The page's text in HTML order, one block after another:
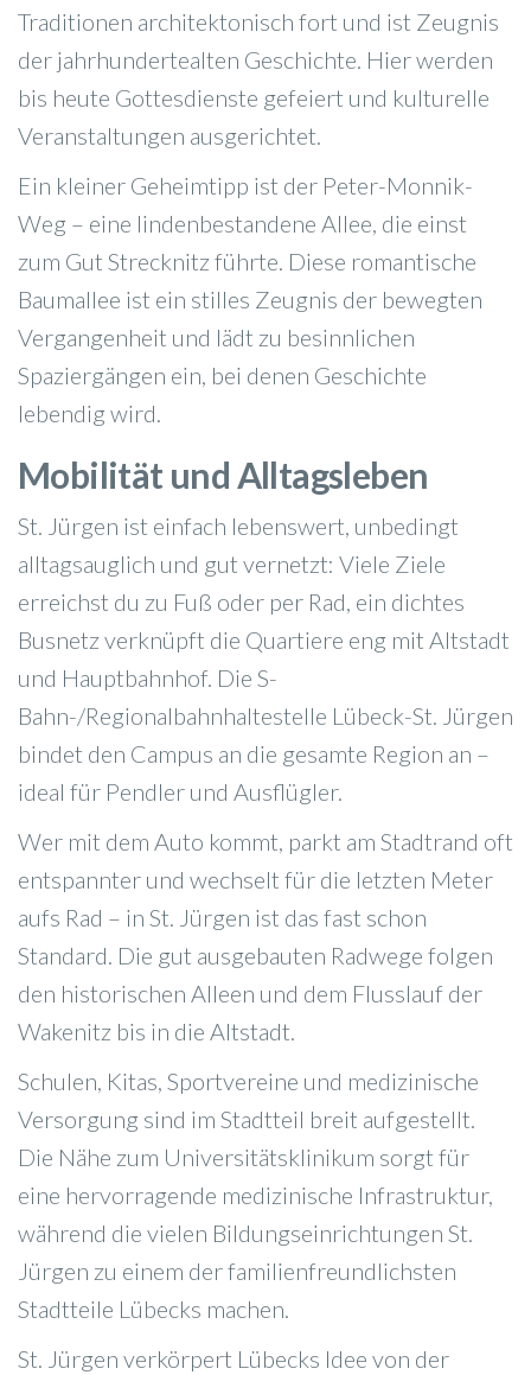
Traditionen architektonisch fort und ist Zeugnis
der jahrhundertealten Geschichte. Hier werden
bis heute Gottesdienste gefeiert und kulturelle
Veranstaltungen ausgerichtet.
Ein kleiner Geheimtipp ist der Peter-Monnik-
Weg – eine lindenbestandene Allee, die einst
zum Gut Strecknitz führte. Diese romantische
Baumallee ist ein stilles Zeugnis der bewegten
Vergangenheit und lädt zu besinnlichen
Spaziergängen ein, bei denen Geschichte
lebendig wird.
Mobilität und Alltagsleben
St. Jürgen ist einfach lebenswert, unbedingt
alltagsauglich und gut vernetzt: Viele Ziele
erreichst du zu Fuß oder per Rad, ein dichtes
Busnetz verknüpft die Quartiere eng mit Altstadt
und Hauptbahnhof. Die S-
Bahn-/Regionalbahnhaltestelle Lübeck-St. Jürgen
bindet den Campus an die gesamte Region an –
ideal für Pendler und Ausflügler.
Wer mit dem Auto kommt, parkt am Stadtrand oft
entspannter und wechselt für die letzten Meter
aufs Rad – in St. Jürgen ist das fast schon
Standard. Die gut ausgebauten Radwege folgen
den historischen Alleen und dem Flusslauf der
Wakenitz bis in die Altstadt.
Schulen, Kitas, Sportvereine und medizinische
Versorgung sind im Stadtteil breit aufgestellt.
Die Nähe zum Universitätsklinikum sorgt für
eine hervorragende medizinische Infrastruktur,
während die vielen Bildungseinrichtungen St.
Jürgen zu einem der familienfreundlichsten
Stadtteile Lübecks machen.
St. Jürgen verkörpert Lübecks Idee von der